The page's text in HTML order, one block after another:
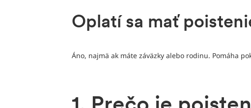
Oplatí sa mať
Áno, najmä ak máte záväzky alebo rodinu. Pomáha